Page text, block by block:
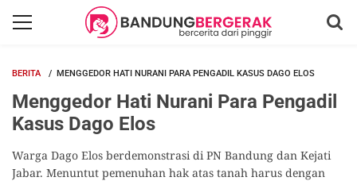
BERITA MENGGEDOR HATI NURANI PARA PENGADIL KASUS DAGO ELOS
Menggedor Hati Nurani Para Pengadil
Kasus Dago Elos
Warga Dago Elos berdemonstrasi di PN Bandung dan Kejati
Jabar. Menuntut pemenuhan hak atas tanah harus dengan